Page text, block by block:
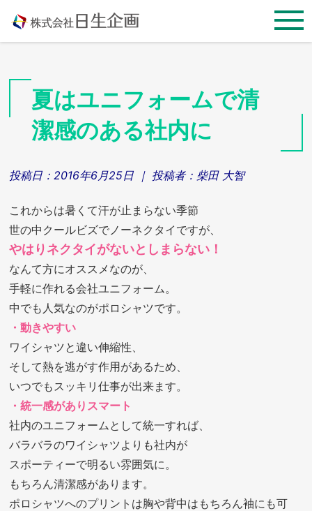
content
夏はユニフォームで清
潔感のある社内に
投稿日： 2016年6月25日 ｜ 投稿者： 柴田 大智
これからは暑くて汗が止まらない季節
世の中クールビズでノーネクタイですが、
やはりネクタイがないとしまらない！
なんて方にオススメなのが、
手軽に作れる会社ユニフォーム。
中でも人気なのがポロシャツです。
・動きやすい
ワイシャツと違い伸縮性、
そして熱を逃がす作用があるため、
いつでもスッキリ仕事が出来ます。
・統一感がありスマート
社内のユニフォームとして統一すれば、
バラバラのワイシャツよりも社内が
スポーティーで明るい雰囲気に。
もちろん清潔感があります。
ポロシャツへのプリントは胸や背中はもちろん袖にも可